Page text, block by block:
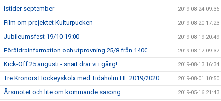
Istider september 2019-08-24 09:36
Film om projektet Kulturpucken 2019-08-20 17:23
Jubileumsfest 19/10 19:00 2019-08-19 20:49
Föräldrainformation och utprovning 25/8 från 1400 2019-08-17 09:37
Kick-Off 25 augusti - snart drar vi i gång! 2019-08-13 16:34
Tre Kronors Hockeyskola med Tidaholm HF 2019/2020 2019-08-01 10:50
Årsmötet och lite om kommande säsong 2019-05-16 21:43